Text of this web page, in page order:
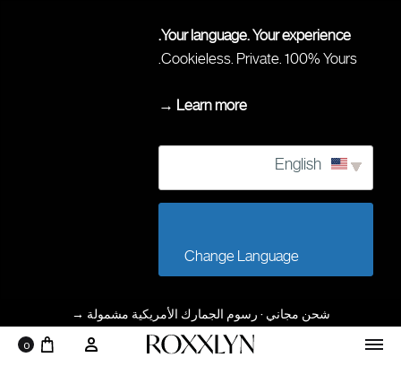
Your language. Your experience.
Cookieless. Private. 100% Yours.
Learn more →
شحن مجاني · رسوم الجمارك الأمريكية مشمولة →
0